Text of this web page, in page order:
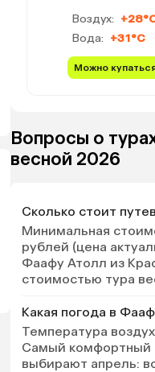
Воздух:
Вода: +31°C
Можно
Вопросы о
весной 2026
Сколько стоит
Минимальная
рублей (цена
Фаафу Атолл из
стоимостью тура
Какая погода в
Температура
Самый комфортный
выбирают апрель: